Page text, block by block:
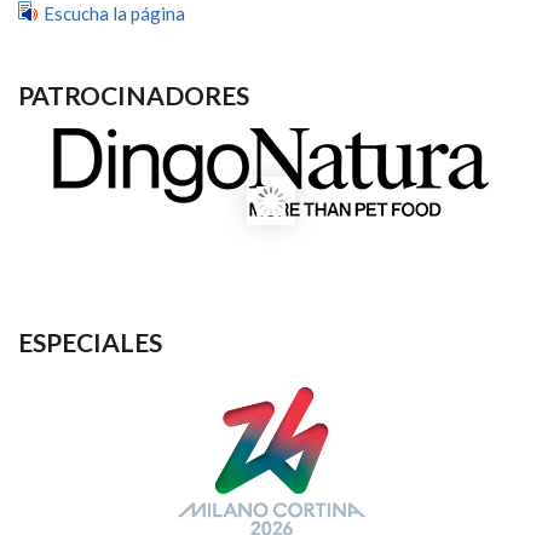
Escucha la página
PATROCINADORES
ESPECIALES